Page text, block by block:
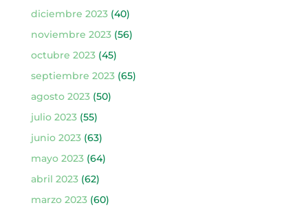
diciembre 2023(40)
noviembre 2023(56)
octubre 2023(45)
septiembre 2023(65)
agosto 2023(50)
julio 2023(55)
junio 2023(63)
mayo 2023(64)
abril 2023(62)
marzo 2023(60)